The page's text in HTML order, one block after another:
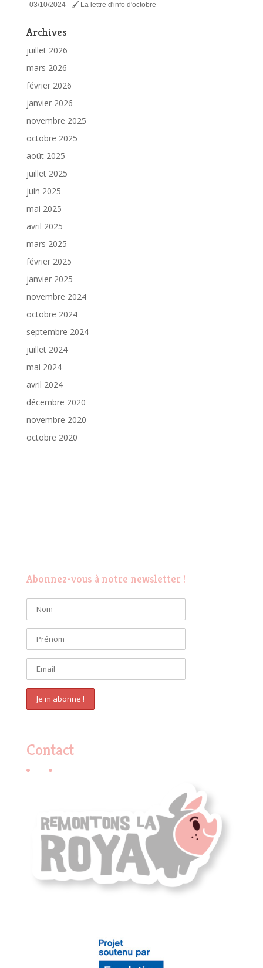
03/10/2024 - 🖌️ La lettre d'info d'octobre
Archives
juillet 2026
mars 2026
février 2026
janvier 2026
novembre 2025
octobre 2025
août 2025
juillet 2025
juin 2025
mai 2025
avril 2025
mars 2025
février 2025
janvier 2025
novembre 2024
octobre 2024
septembre 2024
juillet 2024
mai 2024
avril 2024
décembre 2020
novembre 2020
octobre 2020
Abonnez-vous à notre newsletter !
Contact